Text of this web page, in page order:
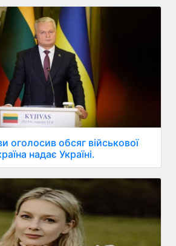
оголосив обсяг військової
надає Україні.